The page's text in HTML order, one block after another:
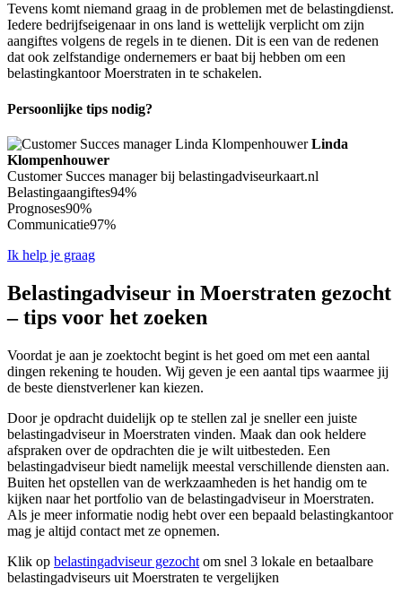
Tevens komt niemand graag in de problemen met de belastingdienst.
Iedere bedrijfseigenaar in ons land is wettelijk verplicht om zijn
aangiftes volgens de regels in te dienen. Dit is een van de redenen
dat ook zelfstandige ondernemers er baat bij hebben om een
belastingkantoor Moerstraten in te schakelen.
Persoonlijke tips nodig?
Linda
Klompenhouwer
Customer Succes manager bij belastingadviseurkaart.nl
Belastingaangiftes94%
Prognoses90%
Communicatie97%
Ik help je graag
Belastingadviseur in Moerstraten gezocht
– tips voor het zoeken
Voordat je aan je zoektocht begint is het goed om met een aantal
dingen rekening te houden. Wij geven je een aantal tips waarmee jij
de beste dienstverlener kan kiezen.
Door je opdracht duidelijk op te stellen zal je sneller een juiste
belastingadviseur in Moerstraten vinden. Maak dan ook heldere
afspraken over de opdrachten die je wilt uitbesteden. Een
belastingadviseur biedt namelijk meestal verschillende diensten aan.
Buiten het opstellen van de werkzaamheden is het handig om te
kijken naar het portfolio van de belastingadviseur in Moerstraten.
Als je meer informatie nodig hebt over een bepaald belastingkantoor
mag je altijd contact met ze opnemen.
Klik op belastingadviseur gezocht om snel 3 lokale en betaalbare
belastingadviseurs uit Moerstraten te vergelijken